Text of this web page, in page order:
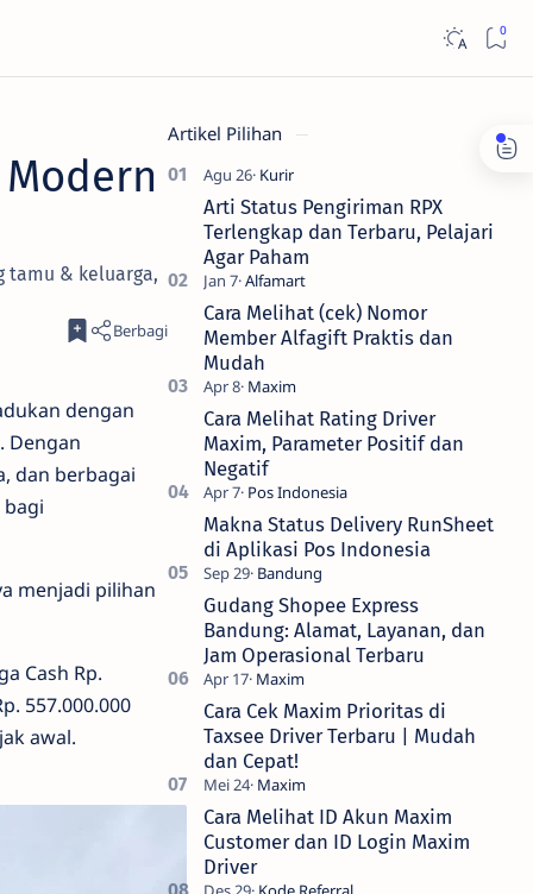
tamu & keluarga,
dengan
Dengan
dan berbagai
menjadi pilihan
Cash Rp.
557.000.000
awal.
Artikel Pilihan
Arti Status Pengiriman RPX
Terlengkap dan Terbaru, Pelajari
Agar Paham
Cara Melihat (cek) Nomor
Member Alfagift Praktis dan
Mudah
Cara Melihat Rating Driver
Maxim, Parameter Positif dan
Negatif
Makna Status Delivery RunSheet
di Aplikasi Pos Indonesia
Gudang Shopee Express
Bandung: Alamat, Layanan, dan
Jam Operasional Terbaru
Cara Cek Maxim Prioritas di
Taxsee Driver Terbaru | Mudah
dan Cepat!
Cara Melihat ID Akun Maxim
Customer dan ID Login Maxim
Driver